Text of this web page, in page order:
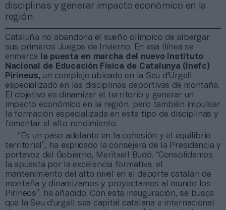
disciplinas y generar impacto económico en la
región.
Cataluña no abandona el sueño olímpico de albergar
sus primeros Juegos de Invierno. En esa llínea se
enmarca
la puesta en marcha del nuevo Instituto
Nacional de Educación Física de Catalunya (Inefc)
Pirineus, un complejo ubicado en la Seu d’Urgell
especializado en las disciplinas deportivas de montaña.
El objetivo es dinamizar el territorio y generar un
impacto económico en la región, pero también impulsar
la formación especializada en este tipo de disciplinas y
fomentar el alto rendimiento.
“Es un paso adelante en la cohesión y el equilibrio
territorial”, ha explicado la consejera de la Presidencia y
portavoz del Gobierno, Meritxell Budó. “Consolidamos
la apuesta por la excelencia formativa, el
mantenimiento del alto nivel en el deporte catalán de
montaña y dinamizamos y proyectamos al mundo los
Pirineos”, ha añadido. Con esta inauguración, se busca
que la Seu d’urgell sea capital catalana e internacional